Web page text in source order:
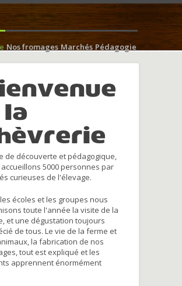
Nos fromages Marchés Pédagogie
la
de découverte et pédagogique,
5000 personnes par
curieuses de l'élevage.
écoles et les groupes nous
toute l'année la visite de la
et une dégustation toujours
de tous. Le vie de la ferme et
la fabrication de nos
tout est expliqué et les
apprennent énormément